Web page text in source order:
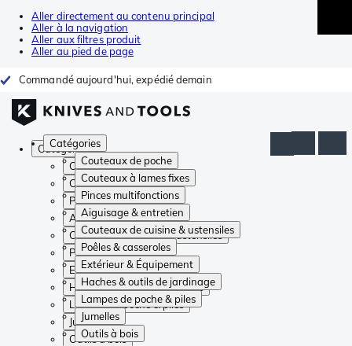
Aller directement au contenu principal
Aller à la navigation
Aller aux filtres produit
Aller au pied de page
Commandé aujourd'hui, expédié demain
Catégories
Couteaux de poche
Couteaux à lames fixes
Pinces multifonctions
Aiguisage & entretien
Couteaux de cuisine & ustensiles
Poêles & casseroles
Extérieur & Équipement
Haches & outils de jardinage
Lampes de poche & piles
Jumelles
Outils à bois
Catégories
Couteaux de poche
Couteaux à lames fixes
Pinces multifonctions
Aiguisage & entretien
Couteaux de cuisine & ustensiles
Poêles & casseroles
Extérieur & Équipement
Haches & outils de jardinage
Lampes de poche & piles
Jumelles
Outils à bois